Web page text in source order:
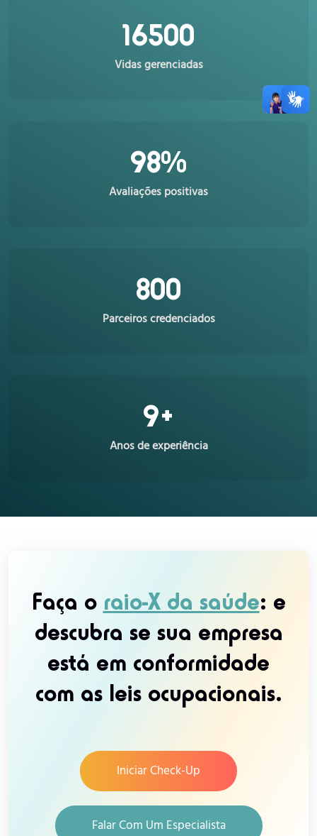
16500
Vidas gerenciadas
98%
Avaliações positivas
800
Parceiros credenciados
9+
Anos de experiência
Faça o raio-X da saúde: e
descubra se sua empresa
está em conformidade
com as leis ocupacionais.
Iniciar Check-Up
Falar Com Um Especialista